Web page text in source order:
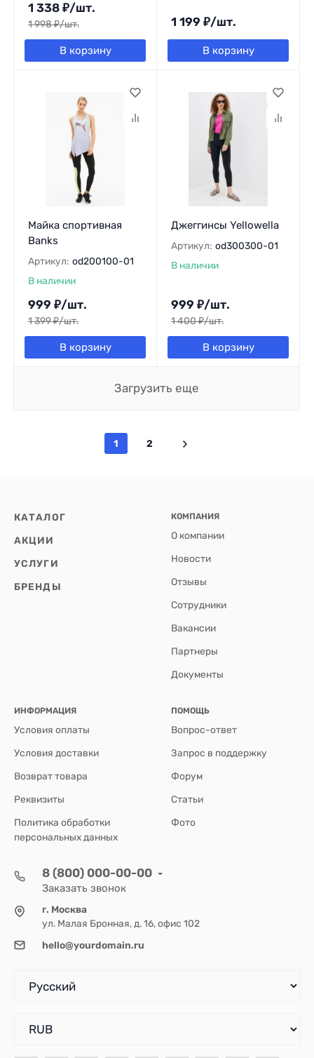
1 338 ₽/шт.
1 998₽/шт.
В корзину
1 199 ₽/шт.
В корзину
Майка спортивная
Banks
Артикул: od200100-01
В наличии
999 ₽/шт.
1 399₽/шт.
В корзину
Джеггинсы Yellowella
Артикул: od300300-01
В наличии
999 ₽/шт.
1 400₽/шт.
В корзину
Загрузить еще
1 2
КАТАЛОГ
АКЦИИ
УСЛУГИ
БРЕНДЫ
КОМПАНИЯ
О компании
Новости
Отзывы
Сотрудники
Вакансии
Партнеры
Документы
ИНФОРМАЦИЯ
Условия оплаты
Условия доставки
Возврат товара
Реквизиты
Политика обработки
персональных данных
ПОМОЩЬ
Вопрос-ответ
Запрос в поддержку
Форум
Статьи
Фото
8 (800) 000-00-00
Заказать звонок
г. Москва
ул. Малая Бронная, д. 16, офис 102
hello@yourdomain.ru